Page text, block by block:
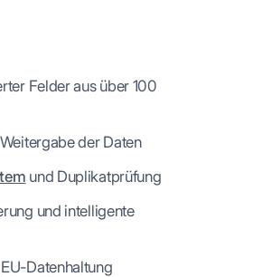
Felder aus über 100
der Daten
und Duplikatprüfung
und intelligente
Datenhaltung